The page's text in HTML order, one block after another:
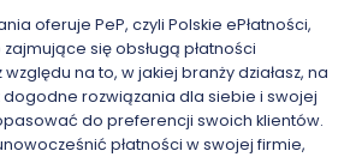
oferuje PeP, czyli Polskie ePłatności,
się obsługą płatności
na to, w jakiej branży działasz, na
dogodne rozwiązania dla siebie i swojej
do preferencji swoich klientów.
płatności w swojej firmie,